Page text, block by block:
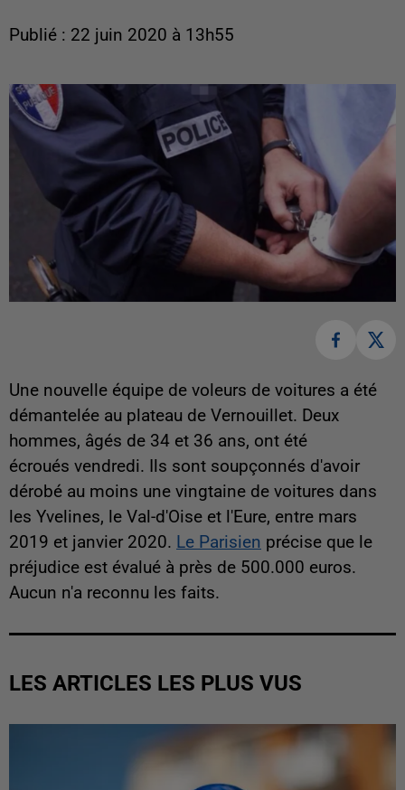
Publié : 22 juin 2020 à 13h55
Une nouvelle équipe de voleurs de voitures a été
démantelée au plateau de Vernouillet. Deux
hommes, âgés de 34 et 36 ans, ont été
écroués vendredi. Ils sont soupçonnés d'avoir
dérobé au moins une vingtaine de voitures dans
les Yvelines, le Val-d'Oise et l'Eure, entre mars
2019 et janvier 2020. Le Parisien précise que le
préjudice est évalué à près de 500.000 euros.
Aucun n'a reconnu les faits.
LES ARTICLES LES PLUS VUS